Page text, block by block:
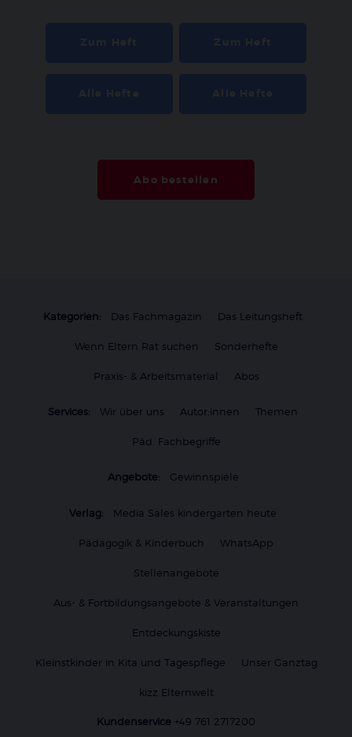
Abo bestellen
Kategorien: Das Fachmagazin Das Leitungsheft
Wenn Eltern Rat suchen Sonderhefte
Praxis- & Arbeitsmaterial Abos
Services: Wir über uns Autor:innen Themen
Päd. Fachbegriffe
Angebote: Gewinnspiele
Verlag: Media Sales kindergarten heute
Pädagogik & Kinderbuch WhatsApp
Stellenangebote
Aus- & Fortbildungsangebote & Veranstaltungen
Entdeckungskiste
Kleinstkinder in Kita und Tagespflege Unser Ganztag
kizz Elternwelt
Kundenservice +49 761 2717200